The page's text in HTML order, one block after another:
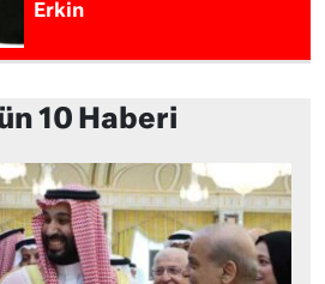
Erkin
10 Haberi